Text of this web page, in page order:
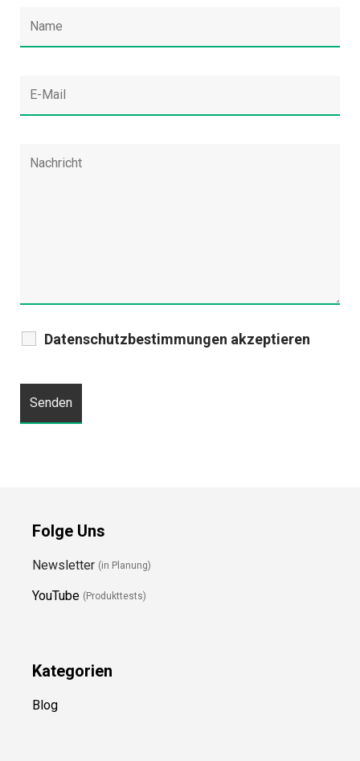
Datenschutzbestimmungen akzeptieren
Folge Uns
Newsletter (in Planung)
YouTube (Produkttests)
Kategorien
Blog